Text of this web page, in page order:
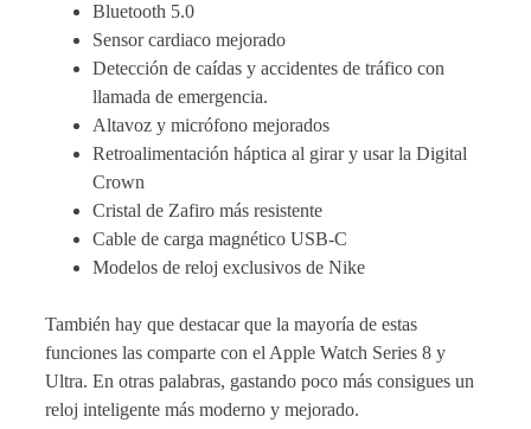
Bluetooth 5.0
Sensor cardiaco mejorado
Detección de caídas y accidentes de tráfico con
llamada de emergencia.
Altavoz y micrófono mejorados
Retroalimentación háptica al girar y usar la Digital
Crown
Cristal de Zafiro más resistente
Cable de carga magnético USB-C
Modelos de reloj exclusivos de Nike
También hay que destacar que la mayoría de estas
funciones las comparte con el Apple Watch Series 8 y
Ultra. En otras palabras, gastando poco más consigues un
reloj inteligente más moderno y mejorado.